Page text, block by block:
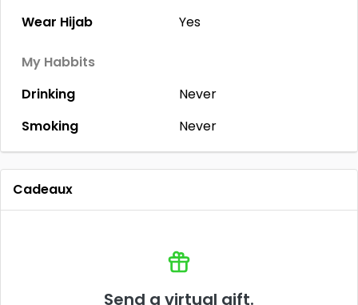
Wear Hijab
Yes
My Habbits
Drinking
Never
Smoking
Never
Cadeaux
Send a virtual gift.